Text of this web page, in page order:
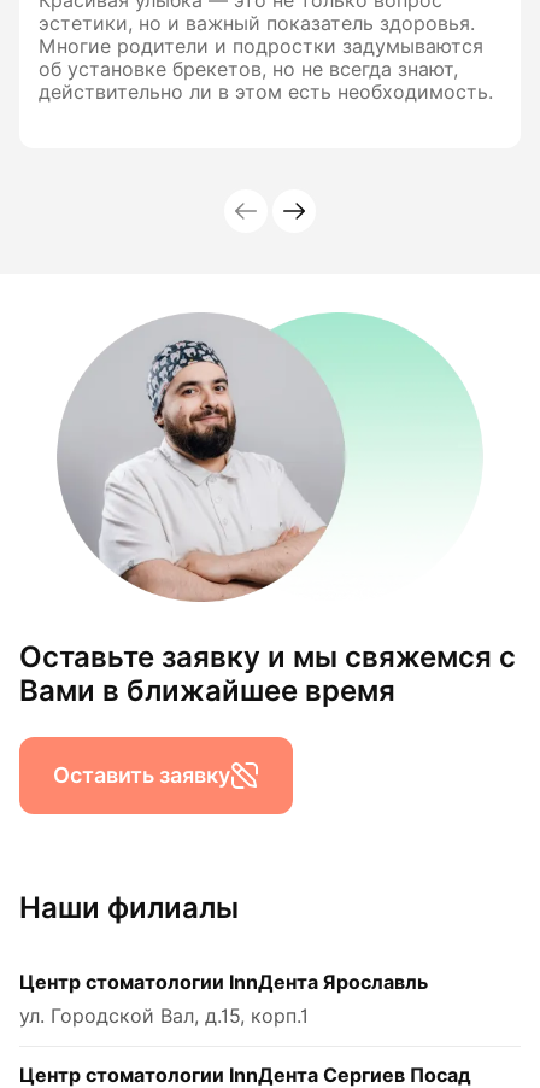
эстетики, но и важный показатель здоровья.
Многие родители и подростки задумываются
об установке брекетов, но не всегда знают,
действительно ли в этом есть необходимость.
Оставьте заявку и мы свяжемся с
Вами в ближайшее время
Оставить заявку
Наши филиалы
Центр стоматологии InnДента Ярославль
ул. Городской Вал, д.15, корп.1
Центр стоматологии InnДента Сергиев Посад